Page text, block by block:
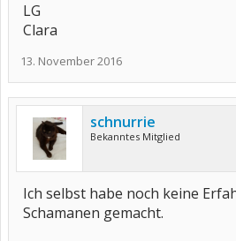
LG
Clara
13. November 2016
schnurrie
Bekanntes Mitglied
Ich selbst habe noch keine
Schamanen gemacht.